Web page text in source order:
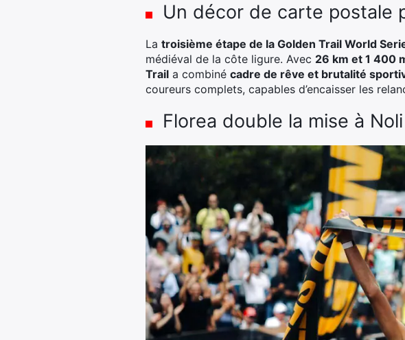
Un décor de carte postale
La troisième étape de la Golden Trail World
médiéval de la côte ligure. Avec 26 km et 1 400
Trail a combiné cadre de rêve et brutalité
coureurs complets, capables d’encaisser les
Florea double la mise à